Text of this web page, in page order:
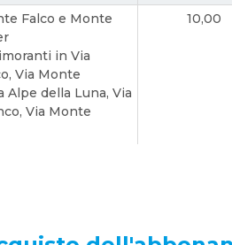
Falco e Monte
in Via
Via Monte
Alpe della Luna, Via
Via Monte
10,00